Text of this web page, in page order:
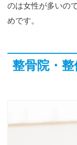
のは女性が多いの
めです。
整骨院・